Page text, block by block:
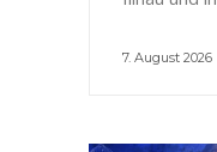
7. August 2026